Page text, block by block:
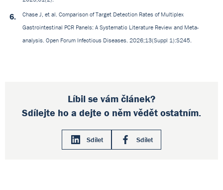
Chase J, et al. Comparison of Target Detection Rates of Multiplex
Gastrointestinal PCR Panels: A Systematic Literature Review and Meta-
analysis. Open Forum Infectious Diseases. 2026;13(Suppl 1):S245.
Líbil se vám článek?
Sdílejte ho a dejte o něm vědět ostatním.
Sdílet Sdílet